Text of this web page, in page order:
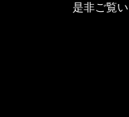
是非ご覧